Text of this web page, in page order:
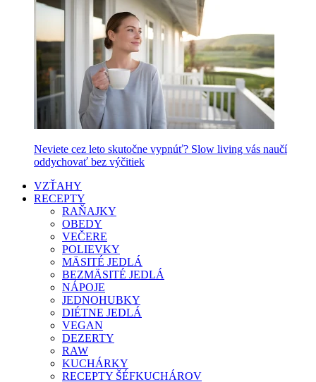
Neviete cez leto skutočne vypnúť? Slow living vás naučí
oddychovať bez výčitiek
VZŤAHY
RECEPTY
RAŇAJKY
OBEDY
VEČERE
POLIEVKY
MÄSITÉ JEDLÁ
BEZMÄSITÉ JEDLÁ
NÁPOJE
JEDNOHUBKY
DIÉTNE JEDLÁ
VEGAN
DEZERTY
RAW
KUCHÁRKY
RECEPTY ŠÉFKUCHÁROV